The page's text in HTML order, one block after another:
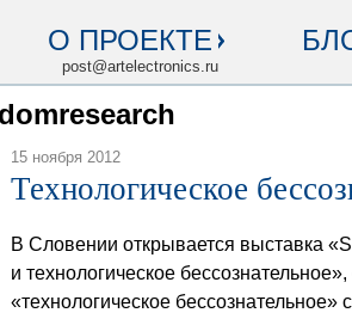
О ПРОЕКТЕ
post@artelectronics.ru
15 ноября 2012
Технологическое
В Словении открывается выставка
и технологическое
«технологическое